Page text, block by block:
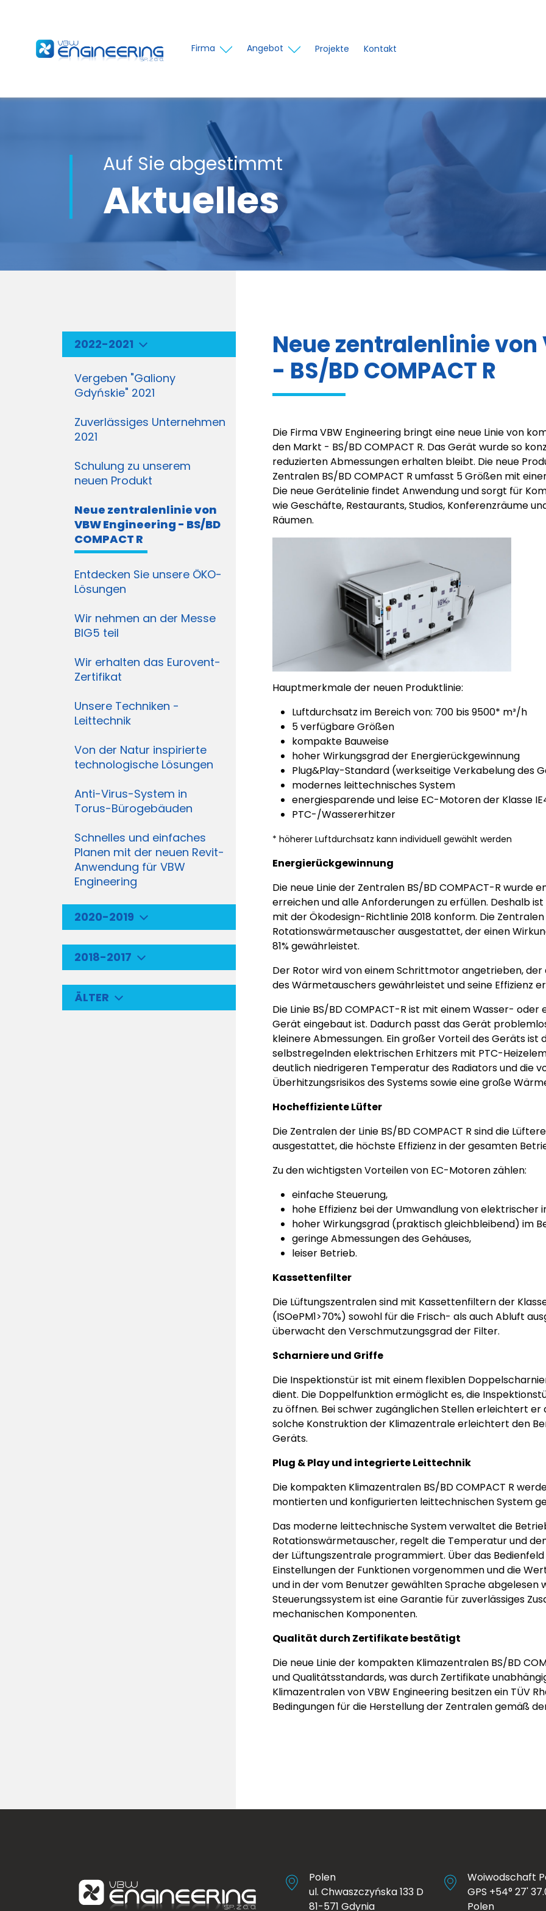
Firma Angebot Projekte Kontakt
Auf Sie abgestimmt
Aktuelles
2022-2021
Vergeben "Galiony
Gdyńskie" 2021
Zuverlässiges Unternehmen
2021
Schulung zu unserem
neuen Produkt
Neue zentralenlinie von
VBW Engineering - BS/BD
COMPACT R
Entdecken Sie unsere ÖKO-
Lösungen
Wir nehmen an der Messe
BIG5 teil
Wir erhalten das Eurovent-
Zertifikat
Unsere Techniken -
Leittechnik
Von der Natur inspirierte
technologische Lösungen
Anti-Virus-System in
Torus-Bürogebäuden
Schnelles und einfaches
Planen mit der neuen Revit-
Anwendung für VBW
Engineering
2020-2019
2018-2017
ÄLTER
Neue zentralenlinie von
- BS/BD COMPACT R
Die Firma VBW Engineering bringt eine neue Linie von
den Markt - BS/BD COMPACT R. Das Gerät wurde so
reduzierten Abmessungen erhalten bleibt. Die neue
Zentralen BS/BD COMPACT R umfasst 5 Größen mit
Die neue Gerätelinie findet Anwendung und sorgt für
wie Geschäfte, Restaurants, Studios, Konferenzräume
Räumen.
Hauptmerkmale der neuen Produktlinie:
Luftdurchsatz im Bereich von: 700 bis 9500* m³/h
5 verfügbare Größen
kompakte Bauweise
hoher Wirkungsgrad der Energierückgewinnung
Plug&Play-Standard (werkseitige Verkabelung des
modernes leittechnisches System
energiesparende und leise EC-Motoren der Klasse
PTC-/Wassererhitzer
* höherer Luftdurchsatz kann individuell gewählt werden
Energierückgewinnung
Die neue Linie der Zentralen BS/BD COMPACT-R wurde
erreichen und alle Anforderungen zu erfüllen. Deshalb
mit der Ökodesign-Richtlinie 2018 konform. Die
Rotationswärmetauscher ausgestattet, der einen
81% gewährleistet.
Der Rotor wird von einem Schrittmotor angetrieben,
des Wärmetauschers gewährleistet und seine Effizienz
Die Linie BS/BD COMPACT-R ist mit einem Wasser-
Gerät eingebaut ist. Dadurch passt das Gerät
kleinere Abmessungen. Ein großer Vorteil des Geräts ist
selbstregelnden elektrischen Erhitzers mit PTC-
deutlich niedrigeren Temperatur des Radiators und die
Überhitzungsrisikos des Systems sowie eine große
Hocheffiziente Lüfter
Die Zentralen der Linie BS/BD COMPACT R sind die
ausgestattet, die höchste Effizienz in der gesamten
Zu den wichtigsten Vorteilen von EC-Motoren zählen:
einfache Steuerung,
hohe Effizienz bei der Umwandlung von elektrischer
hoher Wirkungsgrad (praktisch gleichbleibend) im
geringe Abmessungen des Gehäuses,
leiser Betrieb.
Kassettenfilter
Die Lüftungszentralen sind mit Kassettenfiltern der
(ISOePM1>70%) sowohl für die Frisch- als auch Abluft
überwacht den Verschmutzungsgrad der Filter.
Scharniere und Griffe
Die Inspektionstür ist mit einem flexiblen
dient. Die Doppelfunktion ermöglicht es, die
zu öffnen. Bei schwer zugänglichen Stellen erleichtert er
solche Konstruktion der Klimazentrale erleichtert den
Geräts.
Plug & Play und integrierte Leittechnik
Die kompakten Klimazentralen BS/BD COMPACT R
montierten und konfigurierten leittechnischen System
Das moderne leittechnische System verwaltet die
Rotationswärmetauscher, regelt die Temperatur und
der Lüftungszentrale programmiert. Über das
Einstellungen der Funktionen vorgenommen und die
und in der vom Benutzer gewählten Sprache abgelesen
Steuerungssystem ist eine Garantie für zuverlässiges
mechanischen Komponenten.
Qualität durch Zertifikate bestätigt
Die neue Linie der kompakten Klimazentralen BS/BD
und Qualitätsstandards, was durch Zertifikate
Klimazentralen von VBW Engineering besitzen ein TÜV
Bedingungen für die Herstellung der Zentralen gemäß
Polen
ul. Chwaszczyńska 133 D
81-571 Gdynia
Woiwodschaft
GPS +54° 27'
Polen